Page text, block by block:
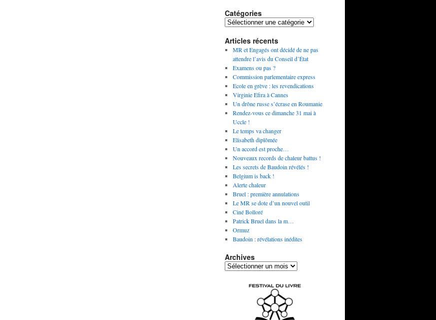
Catégories
Articles récents
MR et Engagés ont décidé de ne pas
attendre l’avis du Conseil d’État
Examens ou pas ?
Commission parlementaire express
Ecole en grève : les revendications
Virginie Efira à Cannes
Un drône russe s’écrase en Roumanie
Rendez-vous ce dimanche 31 mai à
Uccle !
Le temps va changer
Elisabeth diplômée
Un accord est proche…
Nouveaux records de chaleur battus !
Les secrets de Baudoin révélés !
Belgium is back !
Alerte chaleur
Bruel : première annulations
Le MR se dote d’un nouvel outil
Ciné Bolloré
Patrick Bruel dans la m…
Ormuz
Baudoin : révélations inédites
Archives